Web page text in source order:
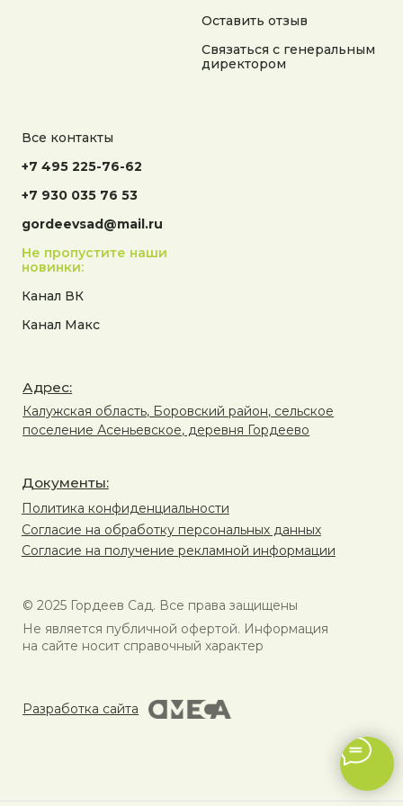
Оставить отзыв
Связаться с генеральным
директором
Все контакты
+7 495 225-76-62
+7 930 035 76 53
gordeevsad@mail.ru
Не пропустите наши
новинки:
Канал ВК
Канал Макс